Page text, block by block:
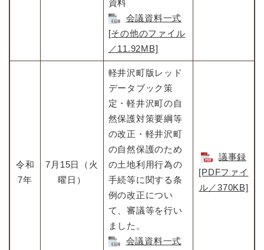
資料
会議資料一式
[その他のファイル
／11.92MB]
令和
7年
7月15日（火
曜日）
軽井沢町版レッド
データブック策
定・軽井沢町の自
然保護対策要綱等
の改正・軽井沢町
の自然保護のため
の土地利用行為の
手続等に関する条
例の改正につい
て、審議等を行い
ました。​
会議資料一式
議事録
[PDFファイ
ル／370KB]